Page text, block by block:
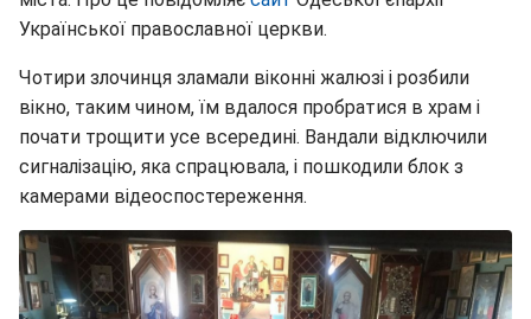
Української православної церкви.
Чотири злочинця зламали віконні жалюзі і розбили
вікно, таким чином, їм вдалося пробратися в храм і
почати трощити усе всередині. Вандали відключили
сигналізацію, яка спрацювала, і пошкодили блок з
камерами відеоспостереження.